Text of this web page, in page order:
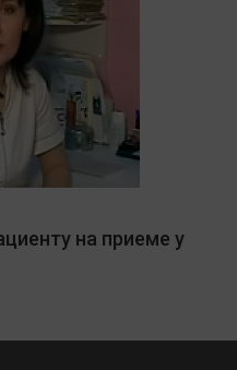
на приеме у